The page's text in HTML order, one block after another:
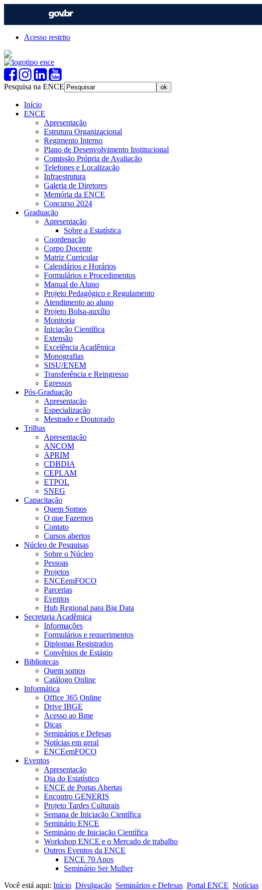
Acesso restrito
Pesquisa na ENCE
Início
ENCE
Apresentação
Estrutura Organizacional
Regimento Interno
Plano de Desenvolvimento Institucional
Comissão Própria de Avaliação
Telefones e Localização
Infraestrutura
Galeria de Diretores
Memória da ENCE
Concurso 2024
Graduação
Apresentação
Sobre a Estatística
Coordenação
Corpo Docente
Matriz Curricular
Calendários e Horários
Formulários e Procedimentos
Manual do Aluno
Projeto Pedagógico e Regulamento
Atendimento ao aluno
Projeto Bolsa-auxílio
Monitoria
Iniciação Científica
Extensão
Excelência Acadêmica
Monografias
SISU/ENEM
Transferência e Reingresso
Egressos
Pós-Graduação
Apresentação
Especialização
Mestrado e Doutorado
Trilhas
Apresentação
ANCOM
APRIM
CDBDIA
CEPLAM
ETPOL
SNEG
Capacitação
Quem Somos
O que Fazemos
Contato
Cursos abertos
Núcleo de Pesquisas
Sobre o Núcleo
Pessoas
Projetos
ENCEemFOCO
Parcerias
Eventos
Hub Regional para Big Data
Secretaria Acadêmica
Informações
Formulários e requerimentos
Diplomas Registrados
Convênios de Estágio
Bibliotecas
Quem somos
Catálogo Online
Informática
Office 365 Online
Drive IBGE
Acesso ao Bme
Dicas
Seminários e Defesas
Notícias em geral
ENCEemFOCO
Eventos
Apresentação
Dia do Estatístico
ENCE de Portas Abertas
Encontro GENERIS
Projeto Tardes Culturais
Semana de Iniciação Científica
Seminário ENCE
Seminário de Iniciação Científica
Workshop ENCE e o Mercado de trabalho
Outros Eventos da ENCE
ENCE 70 Anos
Seminário Ser Mulher
Você está aqui: Início Divulgação Seminários e Defesas Portal ENCE Notícias